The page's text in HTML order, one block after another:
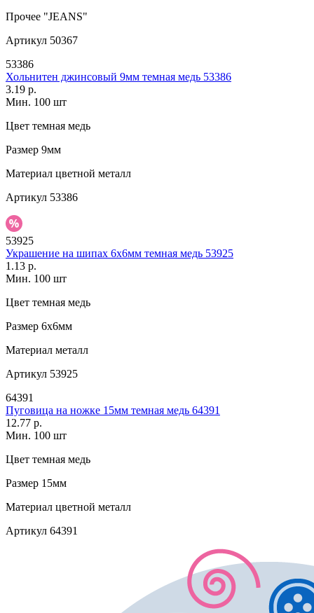
Прочее "JEANS"
Артикул 50367
53386
Хольнитен джинсовый 9мм темная медь 53386
3.19 р.
Мин. 100 шт
Цвет темная медь
Размер 9мм
Материал цветной металл
Артикул 53386
53925
Украшение на шипах 6х6мм темная медь 53925
1.13 р.
Мин. 100 шт
Цвет темная медь
Размер 6х6мм
Материал металл
Артикул 53925
64391
Пуговица на ножке 15мм темная медь 64391
12.77 р.
Мин. 100 шт
Цвет темная медь
Размер 15мм
Материал цветной металл
Артикул 64391